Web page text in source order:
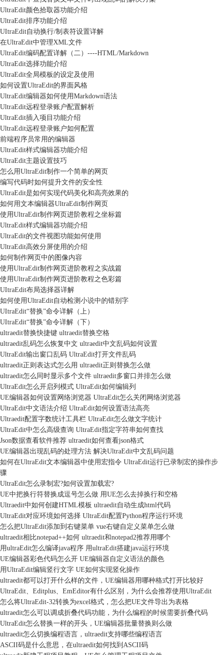
UltraEdit颜色拾取器功能介绍
UltraEdit排序功能介绍
UItraEdit自动换行/制表符设置详解
在UltraEdit中管理XML文件
UltraEdit编码配置详解（二）----HTML/Markdown
UltraEdit选择功能介绍
UltraEdit全局模板的设定及使用
如何设置UltraEdit的界面风格
UltraEdit编辑器如何使用Markdown语法
UltraEdit远程登录账户配置解析
UltraEdit插入项目功能介绍
UltraEdit远程登录账户如何配置
前端程序员常用的编辑器
UltraEdit样式编辑器功能介绍
UltraEdit主题设置技巧
怎么用UltraEdit制作一个简单的网页
编写代码时如何提升文件的安全性
UltraEdit是如何实现代码美化和高亮效果的
如何用文本编辑器UltraEdit制作网页
使用UltraEdit制作网页进阶教程之坐标篇
UltraEdit样式编辑器功能介绍
UltraEdit的文件视图功能如何使用
UltraEdit高效分屏使用的介绍
如何制作网页中的图像内容
使用UltraEdit制作网页进阶教程之实战篇
使用UltraEdit制作网页进阶教程之色彩篇
UItraEdit布局选择器详解
如何使用UltraEdit自动检测小说中的错别字
UItraEdit“替换”命令详解（上）
UItraEdit“替换”命令详解（下）
ultraedit替换快捷键 ultraedit替换空格
ultraedit乱码怎么恢复中文 ultraedit中文乱码如何设置
UltraEdit输出窗口乱码 UltraEdit打开文件乱码
ultraedit正则表达式怎么用 ultraedit正则替换怎么做
ultraedit怎么同时显示多个文件 ultraedit多窗口并排怎么做
UltraEdit怎么开启列模式 UltraEdit如何编辑列
UE编辑器如何设置网络浏览器 UltraEdit怎么关闭网络浏览器
UltraEdit中文语法介绍 UltraEdit如何设置语法高亮
Ultraedit配置字数统计工具栏 UltraEdit怎么做文字统计
UltraEdit中怎么高级查询 UltraEdit指定字符串如何查找
Json数据查看软件推荐 ultraedit如何查看json格式
UE编辑器出现乱码的处理方法 解决UltraEdit中文乱码问题
如何在UltraEdit文本编辑器中使用宏指令 UltraEdit运行已录制宏的操作步
骤
UltraEdit怎么录制宏?如何设置加载宏?
UE中把换行符替换成逗号怎么做 用UE怎么去掉换行和空格
Ultraedit中如何创建HTML模板 ultraedit自动生成html代码
UltraEdit对应环境如何选择 UltraEdit配置Python程序运行环境
怎么把UltraEdit添加到右键菜单 vue右键自定义菜单怎么做
ultraedit相比notepad++如何 ultraedit和notepad2推荐用哪个
用ultraEdit怎么编译java程序 用ultraEdit搭建java运行环境
UE编辑器彩色代码怎么开 UE编辑器自定义语法的颜色
用UltraEdit编辑竖行文字 UE如何实现竖化操作
ultraedit都可以打开什么样的文件，UE编辑器用哪种格式打开比较好
UltraEdit、Editplus、EmEditor有什么区别，为什么会推荐使用UltraEdit
怎么将UltraEdit-32转换为excel格式，怎么把UE文件导出为表格
ultraedit怎么可以调成折叠代码功能，为什么编程的时候需要折叠代码
UltraEdit怎么替换一样的开头，UE编辑器批量替换则么做
ultraedit怎么切换编程语言，ultraedit支持哪些编程语言
ASCII码是什么意思，在ultraedit如何找到ASCII码